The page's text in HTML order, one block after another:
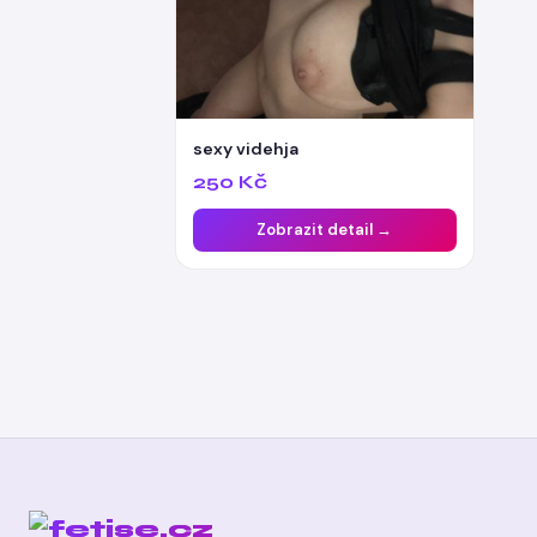
sexy videhja
250 Kč
Zobrazit detail →